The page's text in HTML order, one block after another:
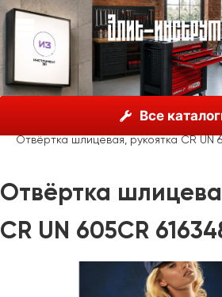
Все
Unior, Словения
Отвёртки шлицевые
Отвёртка шлицевая, рукоятка CR UN
Отвёртка
CR UN 605CR